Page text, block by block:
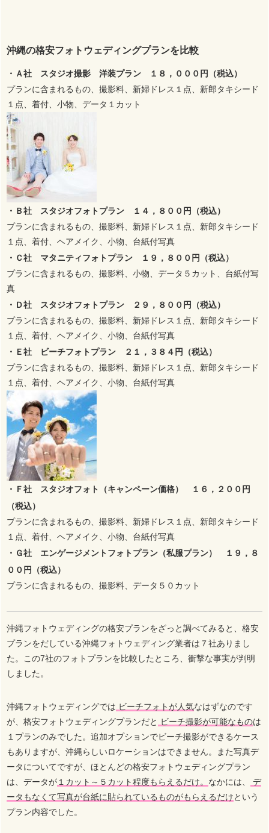
沖縄の格安フォトウェディングプランを比較
・Ａ社 スタジオ撮影 洋装プラン １８，０００円（税込）
プランに含まれるもの、撮影料、新婦ドレス１点、新郎タキシード
１点、着付、小物、データ１カット
・Ｂ社 スタジオフォトプラン １４，８００円（税込）
プランに含まれるもの、撮影料、新婦ドレス１点、新郎タキシード
１点、着付、ヘアメイク、小物、台紙付写真
・Ｃ社 マタニティフォトプラン １９，８００円（税込）
プランに含まれるもの、撮影料、小物、データ５カット、台紙付写
真
・Ｄ社 スタジオフォトプラン ２９，８００円（税込）
プランに含まれるもの、撮影料、新婦ドレス１点、新郎タキシード
１点、着付、ヘアメイク、小物、台紙付写真
・Ｅ社 ビーチフォトプラン ２１，３８４円（税込）
プランに含まれるもの、撮影料、新婦ドレス１点、新郎タキシード
１点、着付、ヘアメイク、小物、台紙付写真
・Ｆ社 スタジオフォト（キャンペーン価格） １６，２００円
（税込）
プランに含まれるもの、撮影料、新婦ドレス１点、新郎タキシード
１点、着付、ヘアメイク、小物、台紙付写真
・Ｇ社 エンゲージメントフォトプラン（私服プラン） １９，８
００円（税込）
プランに含まれるもの、撮影料、データ５０カット
沖縄フォトウェディングの格安プランをざっと調べてみると、格安
プランをだしている沖縄フォトウェディング業者は７社ありまし
た。この7社のフォトプランを比較したところ、衝撃な事実が判明
しました。
沖縄フォトウェディングでは ビーチフォトが人気なはずなのです
が、格安フォトウェディングプランだと ビーチ撮影が可能なものは
１プランのみでした。追加オプションでビーチ撮影ができるケース
もありますが、沖縄らしいロケーションはできません。また写真デ
ータについてですが、ほとんどの格安フォトウェディングプラン
は、データが１カット～５カット程度もらえるだけ。 なかには、
デ
ータもなくて写真が台紙に貼られているものがもらえるだけという
プラン内容でした。